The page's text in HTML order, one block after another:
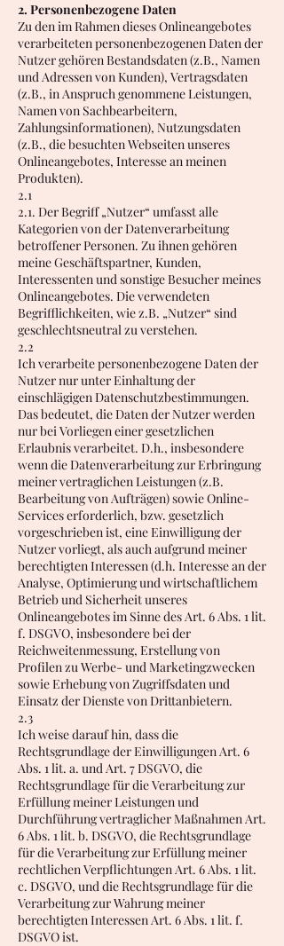
2. Personenbezogene Daten
Zu den im Rahmen dieses Onlineangebotes
verarbeiteten personenbezogenen Daten der
Nutzer gehören Bestandsdaten (z.B., Namen
und Adressen von Kunden), Vertragsdaten
(z.B., in Anspruch genommene Leistungen,
Namen von Sachbearbeitern,
Zahlungsinformationen), Nutzungsdaten
(z.B., die besuchten Webseiten unseres
Onlineangebotes, Interesse an meinen
Produkten).
2.1
2.1. Der Begriff „Nutzer“ umfasst alle
Kategorien von der Datenverarbeitung
betroffener Personen. Zu ihnen gehören
meine Geschäftspartner, Kunden,
Interessenten und sonstige Besucher meines
Onlineangebotes. Die verwendeten
Begrifflichkeiten, wie z.B. „Nutzer“ sind
geschlechtsneutral zu verstehen.
2.2
Ich verarbeite personenbezogene Daten der
Nutzer nur unter Einhaltung der
einschlägigen Datenschutzbestimmungen.
Das bedeutet, die Daten der Nutzer werden
nur bei Vorliegen einer gesetzlichen
Erlaubnis verarbeitet. D.h., insbesondere
wenn die Datenverarbeitung zur Erbringung
meiner vertraglichen Leistungen (z.B.
Bearbeitung von Aufträgen) sowie Online-
Services erforderlich, bzw. gesetzlich
vorgeschrieben ist, eine Einwilligung der
Nutzer vorliegt, als auch aufgrund meiner
berechtigten Interessen (d.h. Interesse an der
Analyse, Optimierung und wirtschaftlichem
Betrieb und Sicherheit unseres
Onlineangebotes im Sinne des Art. 6 Abs. 1 lit.
f. DSGVO, insbesondere bei der
Reichweitenmessung, Erstellung von
Profilen zu Werbe- und Marketingzwecken
sowie Erhebung von Zugriffsdaten und
Einsatz der Dienste von Drittanbietern.
2.3
Ich weise darauf hin, dass die
Rechtsgrundlage der Einwilligungen Art. 6
Abs. 1 lit. a. und Art. 7 DSGVO, die
Rechtsgrundlage für die Verarbeitung zur
Erfüllung meiner Leistungen und
Durchführung vertraglicher Maßnahmen Art.
6 Abs. 1 lit. b. DSGVO, die Rechtsgrundlage
für die Verarbeitung zur Erfüllung meiner
rechtlichen Verpflichtungen Art. 6 Abs. 1 lit.
c. DSGVO, und die Rechtsgrundlage für die
Verarbeitung zur Wahrung meiner
berechtigten Interessen Art. 6 Abs. 1 lit. f.
DSGVO ist.